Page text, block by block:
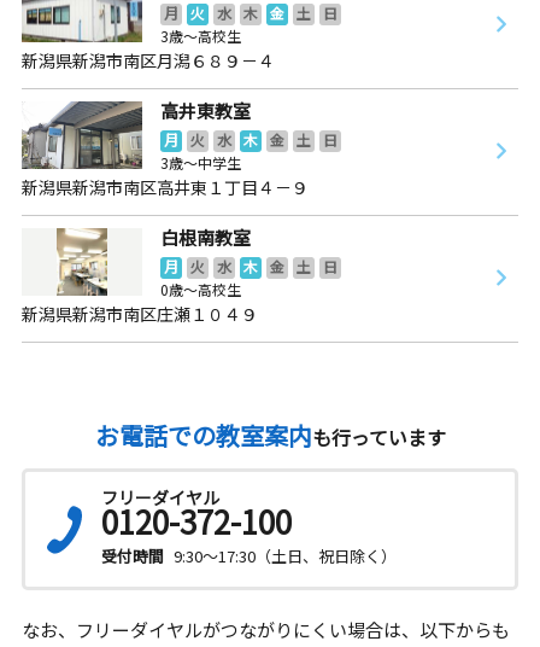
月 火 水 木 金 土
日
3歳～高校生
新潟県新潟市南区月潟６８９－４
高井東教室
月 火 水 木 金 土
日
3歳～中学生
新潟県新潟市南区高井東１丁目４－９
白根南教室
月 火 水 木 金 土
日
0歳～高校生
新潟県新潟市南区庄瀬１０４９
お電話での教室案内も行っています
フリーダイヤル
0120-372-100
受付時間 9:30～17:30（土日、祝日除く）
なお、フリーダイヤルがつながりにくい場合は、以下からも